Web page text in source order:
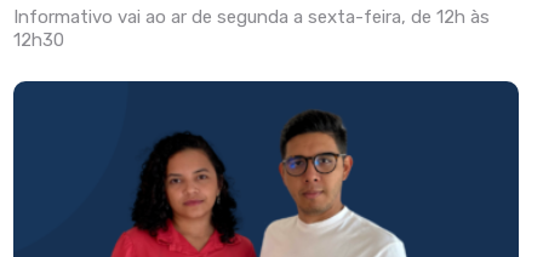
Informativo vai ao ar de segunda a sexta-feira, de 12h às
12h30